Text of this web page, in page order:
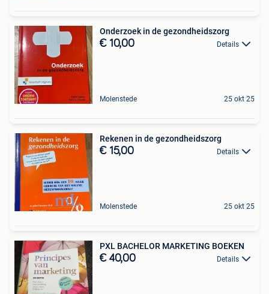
Onderzoek in de gezondheidszorg
€ 10,00 Details
Molenstede 25 okt 25
Rekenen in de gezondheidszorg
€ 15,00 Details
Molenstede 25 okt 25
PXL BACHELOR MARKETING BOEKEN
€ 40,00 Details